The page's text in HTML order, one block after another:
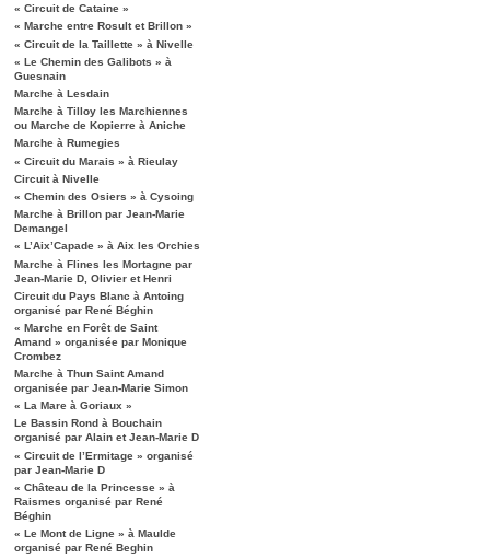
« Circuit de Cataine »
« Marche entre Rosult et Brillon »
« Circuit de la Taillette » à Nivelle
« Le Chemin des Galibots » à
Guesnain
Marche à Lesdain
Marche à Tilloy les Marchiennes
ou Marche de Kopierre à Aniche
Marche à Rumegies
« Circuit du Marais » à Rieulay
Circuit à Nivelle
« Chemin des Osiers » à Cysoing
Marche à Brillon par Jean-Marie
Demangel
« L’Aix’Capade » à Aix les Orchies
Marche à Flines les Mortagne par
Jean-Marie D, Olivier et Henri
Circuit du Pays Blanc à Antoing
organisé par René Béghin
« Marche en Forêt de Saint
Amand » organisée par Monique
Crombez
Marche à Thun Saint Amand
organisée par Jean-Marie Simon
« La Mare à Goriaux »
Le Bassin Rond à Bouchain
organisé par Alain et Jean-Marie D
« Circuit de l’Ermitage » organisé
par Jean-Marie D
« Château de la Princesse » à
Raismes organisé par René
Béghin
« Le Mont de Ligne » à Maulde
organisé par René Beghin